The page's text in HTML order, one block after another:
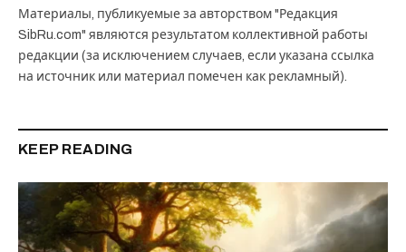
Материалы, публикуемые за авторством "Редакция
SibRu.com" являются результатом коллективной работы
редакции (за исключением случаев, если указана ссылка
на источник или материал помечен как рекламный).
KEEP READING